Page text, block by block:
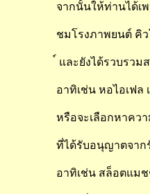
จากนั้นให้ท่านได้เ
ชมโรงภาพยนต์ คิว
และยังได้รวบรว
อาทิเช่น หอไอเฟล
หรือจะเลือกหาคว
ที่ได้รับอนุญาตจาก
อาทิเช่น สล็อตแม